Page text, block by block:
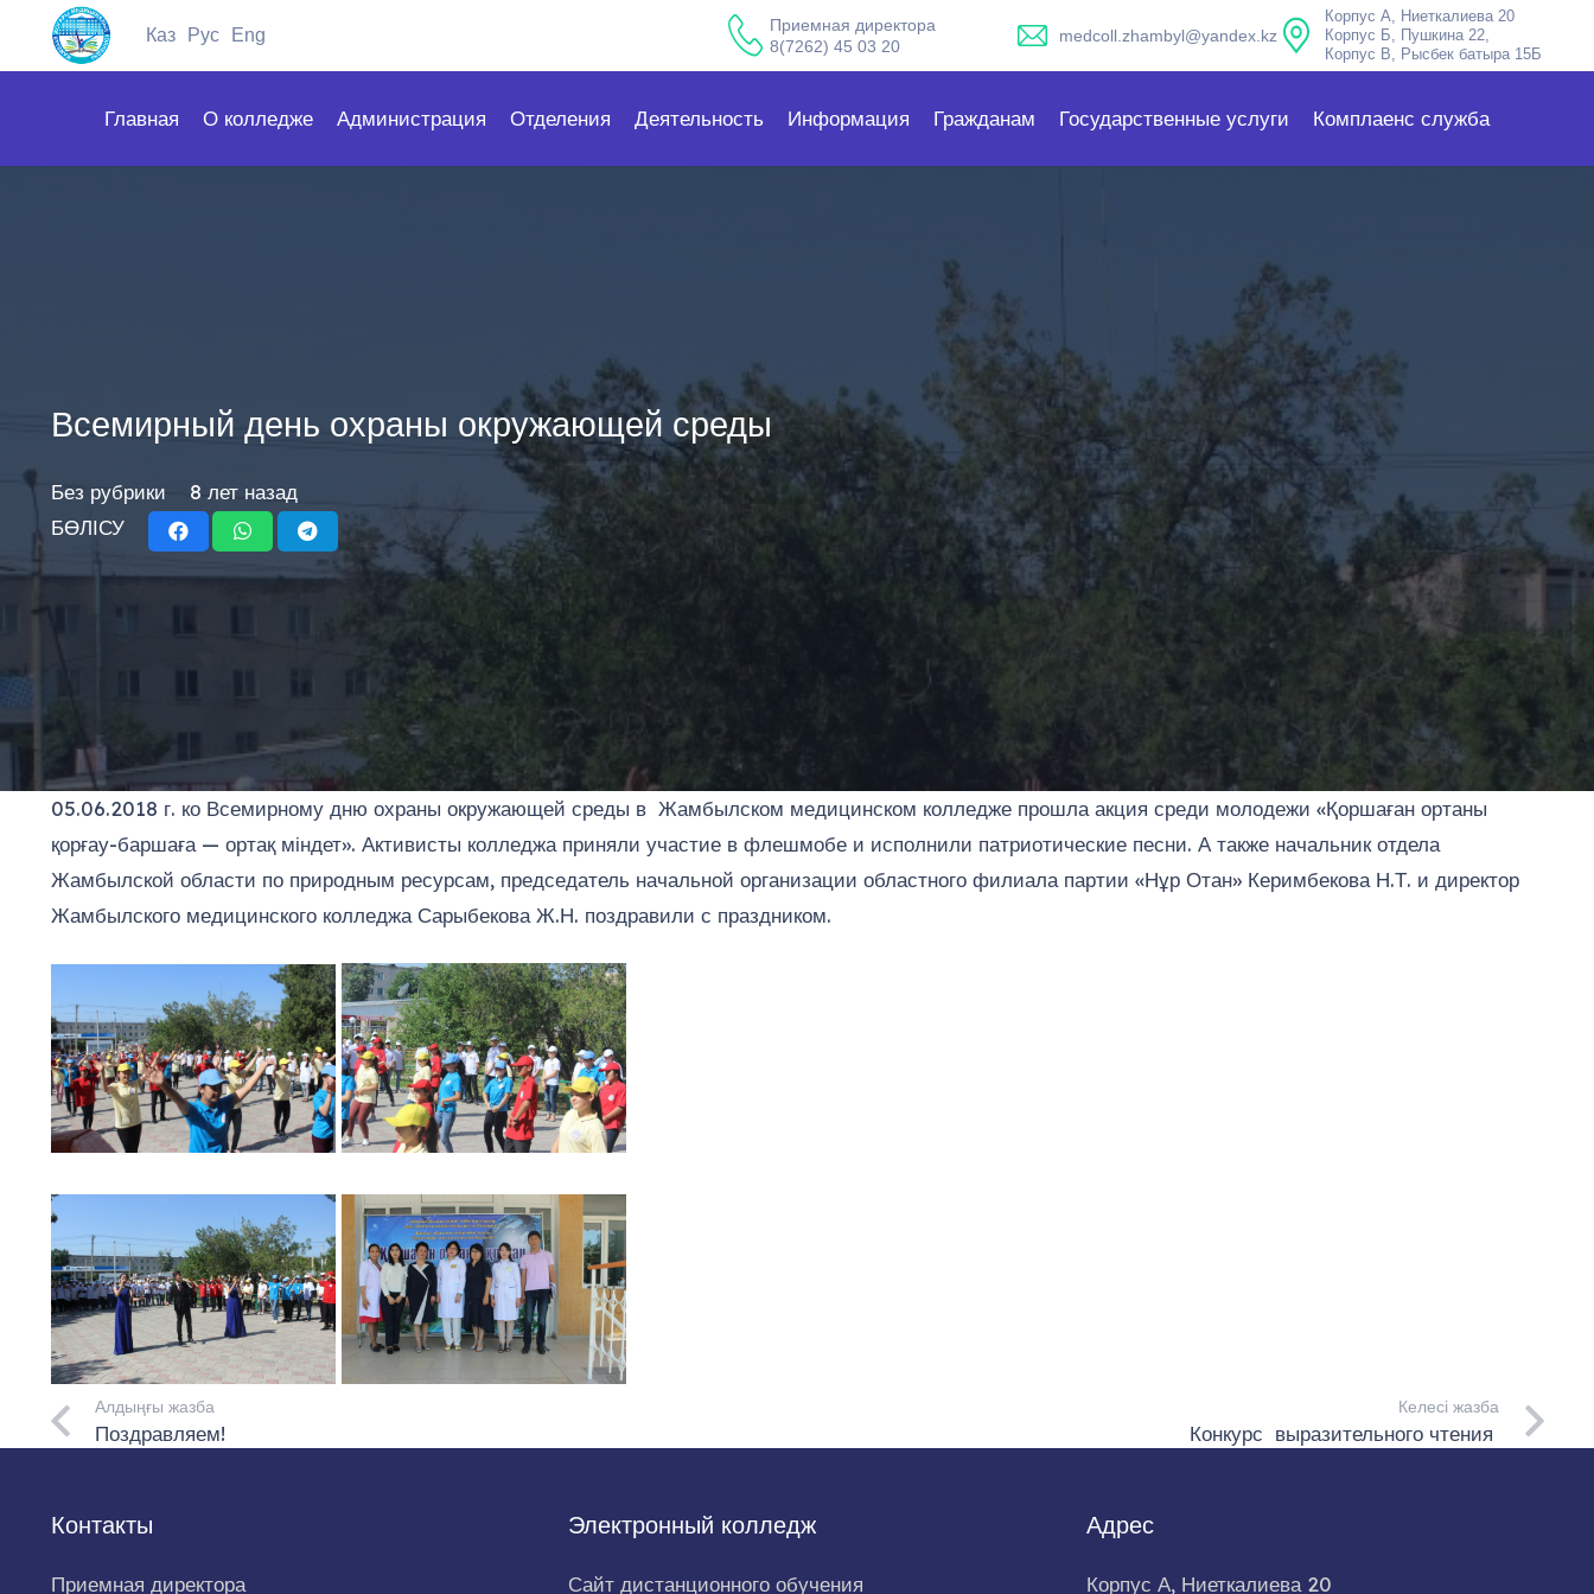
Каз Рус Eng
Приемная директора
8(7262) 45 03 20
medcoll.zhambyl@yandex.kz
Корпус А, Ниеткалиева 20
Корпус Б, Пушкина 22,
Корпус В, Рысбек батыра 15Б
Главная О колледже Администрация Отделения Деятельность Информация Гражданам Государственные услуги Комплаенс служба
Всемирный день охраны окружающей среды
Без рубрики
8 лет назад
БӨЛІСУ
05.06.2018 г. ко Всемирному дню охраны окружающей среды в Жамбылском медицинском колледже прошла акция среди молодежи «Қоршаған ортаны
қорғау-баршаға — ортақ міндет». Активисты колледжа приняли участие в флешмобе и исполнили патриотические песни. А также начальник отдела
Жамбылской области по природным ресурсам, председатель начальной организации областного филиала партии «Нұр Отан» Керимбекова Н.Т. и директор
Жамбылского медицинского колледжа Сарыбекова Ж.Н. поздравили с праздником.
Алдыңғы жазба
Поздравляем!
Келесі жазба
Конкурс выразительного чтения
Контакты
Приемная директора
Электронный колледж
Сайт дистанционного обучения
Адрес
Корпус А, Ниеткалиева 20